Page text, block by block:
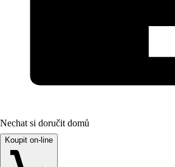
Nechat si doručit domů
Koupit on-line